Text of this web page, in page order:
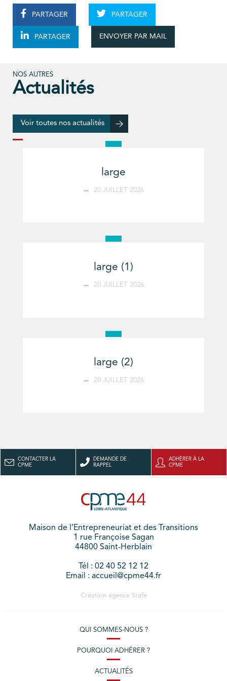
PARTAGER PARTAGER
PARTAGER ENVOYER PAR MAIL
NOS AUTRES
Actualités
Voir toutes nos actualités
large
20 JUILLET 2026
large (1)
20 JUILLET 2026
large (2)
20 JUILLET 2026
CONTACTER LA
CPME
DEMANDE DE
RAPPEL
ADHÉRER À LA
CPME
Maison de l’Entrepreneuriat et des Transitions
1 rue Françoise Sagan
44800 Saint-Herblain
Tél : 02 40 52 12 12
Email : accueil@cpme44.fr
Création agence Stafe
QUI SOMMES-NOUS ?
POURQUOI ADHÉRER ?
ACTUALITÉS